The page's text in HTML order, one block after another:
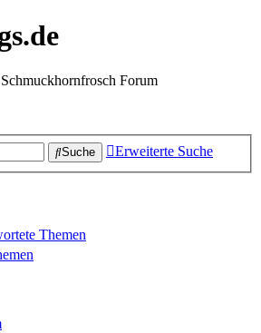
Forum
Suche Erweiterte Suche
Themen